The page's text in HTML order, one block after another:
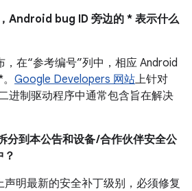
Android bug ID 旁边的 * 表示什么
在“参考编号”列中，相应 Android
Google Developers 网站上针对
进制驱动程序中通常包含旨在解决
分到本公告和设备 /合作伙伴安全公
声明最新的安全补丁级别，必须修复